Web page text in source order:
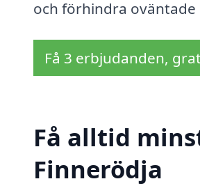
och förhindra oväntade
Få 3 erbjudanden,
Få alltid
Finnerödja